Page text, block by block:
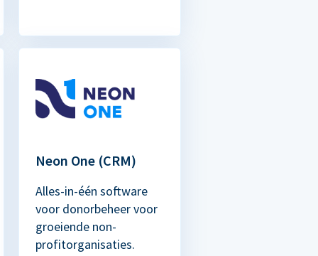
Neon One (CRM)
Alles-in-één software
voor donorbeheer voor
groeiende non-
profitorganisaties.